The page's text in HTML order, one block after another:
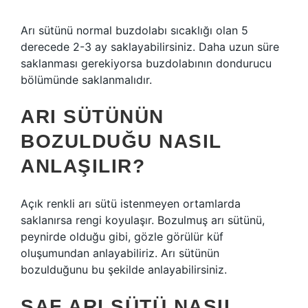
Arı sütünü normal buzdolabı sıcaklığı olan 5
derecede 2-3 ay saklayabilirsiniz. Daha uzun süre
saklanması gerekiyorsa buzdolabının dondurucu
bölümünde saklanmalıdır.
ARI SÜTÜNÜN
BOZULDUĞU NASIL
ANLAŞILIR?
Açık renkli arı sütü istenmeyen ortamlarda
saklanırsa rengi koyulaşır. Bozulmuş arı sütünü,
peynirde olduğu gibi, gözle görülür küf
oluşumundan anlayabiliriz. Arı sütünün
bozulduğunu bu şekilde anlayabilirsiniz.